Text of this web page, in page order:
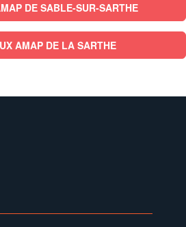
DE SABLE-SUR-SARTHE
AMAP DE LA SARTHE